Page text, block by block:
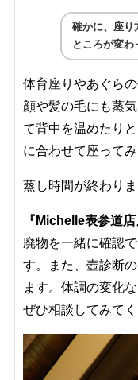
確かに、座り
ところが変わ
体育座りやあぐら
顔や髪の毛にも蒸
て背中を温めたり
に合わせて座ってみ
蒸し時間が終わりま
『Michelle表参道店
廃物を一緒に確認
す。また、壺診断
ます。体調の変化
ぜひ相談してみてく